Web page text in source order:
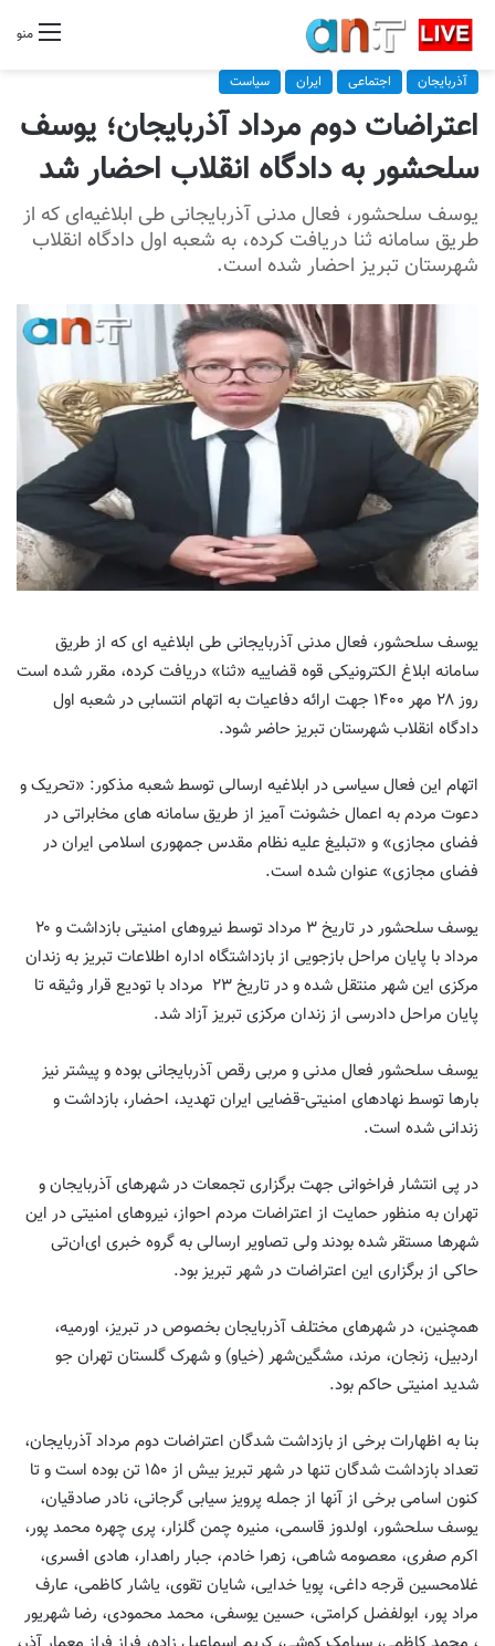
منو
آذربایجان اجتماعی ایران سیاست
اعتراضات دوم مرداد آذربایجان؛ یوسف
سلحشور به دادگاه انقلاب احضار شد
یوسف سلحشور، فعال مدنی آذربایجانی طی ابلاغیه‌ای که از
طریق سامانه ثنا دریافت کرده، به شعبه اول دادگاه انقلاب
شهرستان تبریز احضار شده است.
یوسف سلحشور، فعال مدنی آذربایجانی طی ابلاغیه ای که از طریق
سامانه ابلاغ الکترونیکی قوه قضاییه «ثنا» دریافت کرده، مقرر شده است
روز ۲۸ مهر ۱۴۰۰ جهت ارائه دفاعیات به اتهام انتسابی در شعبه اول
دادگاه انقلاب شهرستان تبریز حاضر شود.
اتهام این فعال سیاسی در ابلاغیه ارسالی توسط شعبه مذکور: «تحریک و
دعوت مردم به اعمال خشونت آمیز از طریق سامانه های مخابراتی در
فضای مجازی» و «تبلیغ علیه نظام مقدس جمهوری اسلامی ایران در
فضای مجازی» عنوان شده است.
یوسف سلحشور در تاریخ ۳ مرداد توسط نیروهای امنیتی بازداشت و ۲۰
مرداد با پایان مراحل بازجویی از بازداشتگاه اداره اطلاعات تبریز به زندان
مرکزی این شهر منتقل شده و در تاریخ ۲۳
مرداد با تودیع قرار وثیقه تا
پایان مراحل دادرسی از زندان مرکزی تبریز آزاد شد‌.
یوسف سلحشور فعال مدنی و مربی رقص آذربایجانی بوده و پیشتر نیز
بارها توسط نهادهای امنیتی-قضایی ایران تهدید، احضار، بازداشت و
زندانی شده است.
در پی انتشار فراخوانی جهت برگزاری تجمعات در شهرهای آذربایجان و
تهران به منظور حمایت از اعتراضات مردم احواز، نیروهای امنیتی در این
شهرها مستقر شده بودند ولی تصاویر ارسالی به گروه خبری ای‌ان‌تی
حاکی از برگزاری این اعتراضات در شهر تبریز بود.
همچنین، در شهرهای‌ مختلف‌ آذربایجان‌ بخصوص در تبریز، اورمیه‌،
اردبیل، زنجان، مرند، مشگین‌شهر (خیاو) و شهرک گلستان تهران جو‌
شدید‌ امنیتی‌ حاکم بود.
بنا به اظهارات برخی از بازداشت شدگان اعتراضات دوم مرداد آذربایجان،
تعداد بازداشت شدگان تنها در شهر تبریز بیش از ۱۵۰ تن بوده است و تا
کنون اسامی برخی از آنها از جمله پرویز سیابی گرجانی، نادر صادقیان،
یوسف سلحشور، اولدوز قاسمی، منیره چمن گلزار، پری چهره محمد پور،
اکرم صفری، معصومه شاهی، زهرا خادم، جبار راهدار، هادی افسری،
غلامحسین قرجه داغی، پویا خدایی، شایان تقوی، یاشار کاظمی، عارف
مراد پور، ابولفضل کرامتی، حسین یوسفی، محمد محمودی، رضا شهریور